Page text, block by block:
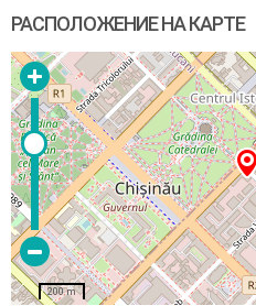
РАСПОЛОЖЕНИЕ НА КАРТЕ
200 m